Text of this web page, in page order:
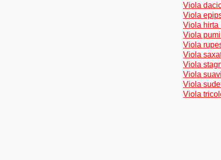
Viola
Viola
Viola hirta
Viola
Viola
Viola
Viola
Viola
Viola
Viola